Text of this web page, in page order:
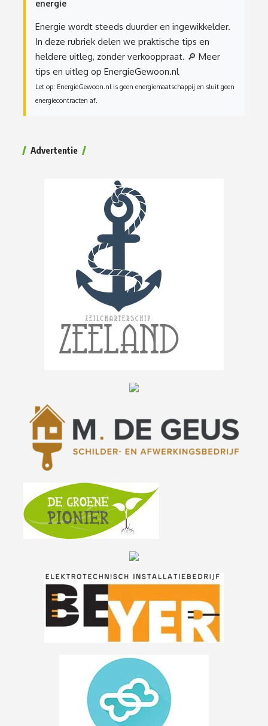
energie
Energie wordt steeds duurder en ingewikkelder.
In deze rubriek delen we praktische tips en
heldere uitleg, zonder verkooppraat. 🔎 Meer
tips en uitleg op EnergieGewoon.nl
Let op: EnergieGewoon.nl is geen energiemaatschappij en sluit geen
energiecontracten af.
Advertentie